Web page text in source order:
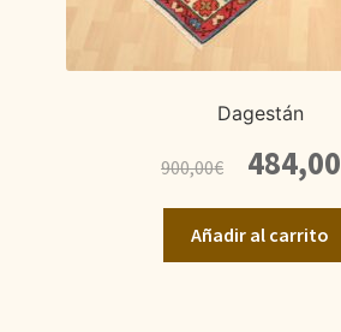
Dagestán
900,00€
precio
original
era:
900,00€.
484,00
Añadir al carrito